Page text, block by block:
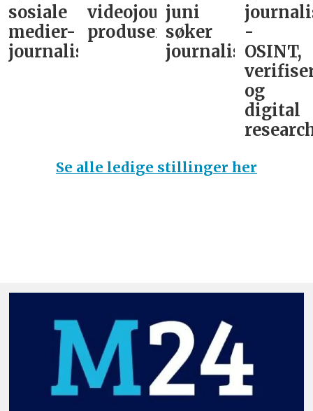
sosiale
medier-
journalist
videojournalist/podkast-
produsent
juni
søker
journalist
-
OSINT,
og
digital
Se alle ledige stillinger her